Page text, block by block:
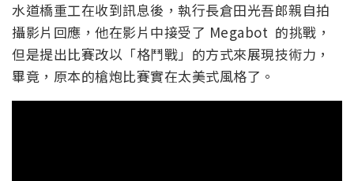
水道橋重工在收到訊息後，執行長倉田光吾郎親自拍
攝影片回應，他在影片中接受了 Megabot 的挑戰，
但是提出比賽改以「格鬥戰」的方式來展現技術力，
畢竟，原本的槍炮比賽實在太美式風格了。